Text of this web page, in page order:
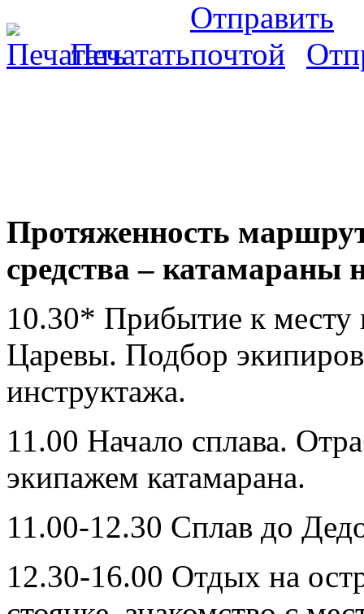
Печатать
Протяженность
средства – катамараны
10.30* Прибытие к месту
Царевы. Подбор
инструктажа.
11.00 Начало сплава.
экипажем катамарана.
11.00-12.30 Сплав до
12.30-16.00 Отдых на